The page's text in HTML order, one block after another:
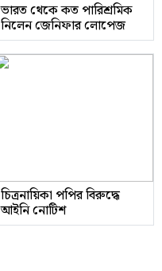
ভারত থেকে কত পারিশ্রমিক
নিলেন জেনিফার লোপেজ
চিত্রনায়িকা পপির বিরুদ্ধে
আইনি নোটিশ